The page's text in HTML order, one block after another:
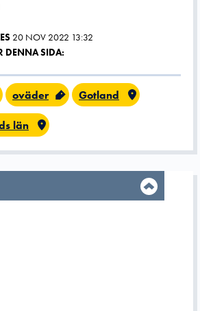
20 NOV 2022 13:32
DENNA SIDA:
oväder Gotland
län